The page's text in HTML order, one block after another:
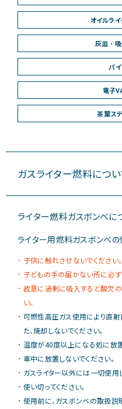
オイルラ
灰皿 ･
パ
電子
茶葉ス
ガスライター燃料につ
ライター燃料ガスボンベに
ライター用燃料ガスボンベ
子供に触れさせないでください。
子どもの手の届かない所に必ず
故意に過剰に吸入すると酸欠
い。
可燃性高圧ガス使用により直射
た、焼却しないでください。
温度が40度以上になる処に放置
車中に放置しないでください。
ガスライター以外には一切使用
使い切ってください。
使用前に、ガスボンベの取扱説